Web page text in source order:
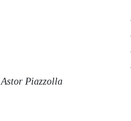
Astor Piazzolla